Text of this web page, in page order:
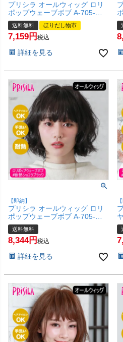
プリシラ オールウィッグ ロリ
ポップウェーブボブ A-705-
TDC #耐熱ダークココア 【かつ
ら 和装 コスプレ 医療用 自然
ゆるふわ おしゃれ かわいい 可
け 女性 】【宅配便送料無料】
送料無料 ほりだし物市
7,159 税込
詳細を見る
【即納】
プリシラ オールウィッグ ロリ
ポップウェーブボブ A-705-
TCK #耐熱ショコラブラック
【かつら 和装 コスプレ 医療用
自然 ゆるふわ おしゃれ かわい
心者向け 女性 】【宅配便送料
送料無料
8,344 税込
詳細を見る